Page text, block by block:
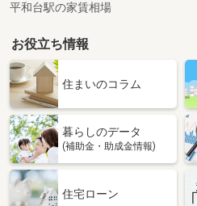
平和台駅の家賃相場
お役立ち情報
住まいのコラム
暮らしのデータ
(補助金・助成金情報)
住宅ローン